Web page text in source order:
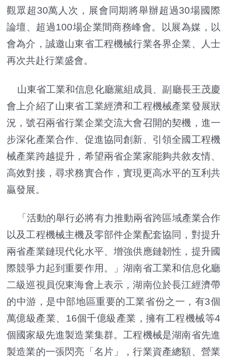
觀眾超30萬人次，展會同期將舉辦超過30場國際
論壇、超過100場企業間商務峰會。以展為媒，以
會為介，誠邀山東省工程機械行業各界企業、人士
再次共赴行業盛會。
山東省工業和信息化廳黨組成員、副廳長王茂慶
會上介紹了山東省工業經濟和工程機械產業發展狀
況，號召兩省行業企業交流大會召開的契機，進一
步深化產業合作、促進協同創新、引領全國工程機
械產業跨越提升，希望兩省企業家能夠共敘友情、
高效對接，尋求務實合作，實現更高水平的互利共
贏發展。
「活動的舉行必將有力推動兩省跨區域產業合作
以及工程機械主機及零部件企業配套協同，對提升
兩省產業鏈現代化水平、增強供應鏈韌性，提升國
際競爭力起到重要作用。」湖南省工業和信息化廳
二級巡視員倪東海會上表示，湖南位於長江經濟帶
的中游，是中部地區重要的工業省份之一，有3個
萬億級產業、16個千億級產業，擁有工程機械等4
個國家級先進製造業集群。工程機械是湖南省先進
製造業的一張閃亮「名片」，行業資產總額、營業